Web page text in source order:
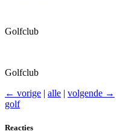
Golfclub
Golfclub
← vorige | alle | volgende →
golf
Reacties